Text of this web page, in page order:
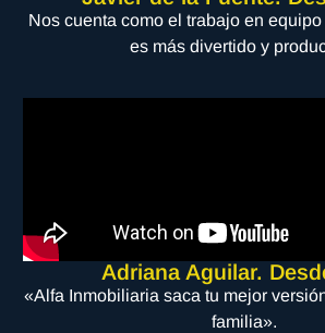
Nos cuenta como el trabajo en
es más divertido y
Adriana Aguilar.
«Alfa Inmobiliaria saca tu mejor
familia».